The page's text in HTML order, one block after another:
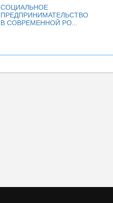
СОЦИАЛЬНОЕ
ПРЕДПРИНИМАТЕЛЬСТВО
В СОВРЕМЕННОЙ РО...